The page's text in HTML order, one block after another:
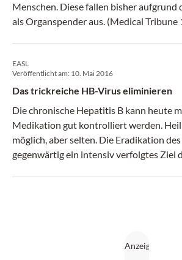
Menschen. Diese fallen bisher
als Organspender aus. (Medical Tribune
EASL
Veröffentlicht am: 10. Mai 2016
Das trickreiche HB-Virus eliminieren
Die chronische Hepatitis B kann heute
Medikation gut kontrolliert werden.
möglich, aber selten. Die Eradikation
gegenwärtig ein intensiv verfolgtes Ziel